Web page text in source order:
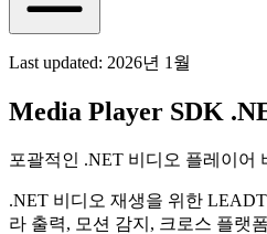
Last updated: 2026년 1월
Media Player SDK
포괄적인 .NET 비디오 플레이어
.NET 비디오 재생을 위한
라 출력, 모션 감지, 크로스 플랫